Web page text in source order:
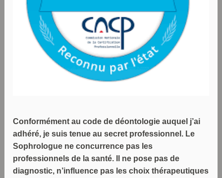
Conformément au code de déontologie auquel j’ai
adhéré, je suis tenue au secret professionnel. Le
Sophrologue ne concurrence pas les
professionnels de la santé. Il ne pose pas de
diagnostic, n’influence pas les choix thérapeutiques